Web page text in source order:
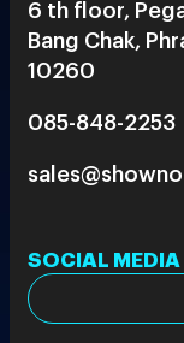
6 th floor,
Bang Chak,
10260
085-848-2253
SOCIAL MEDIA